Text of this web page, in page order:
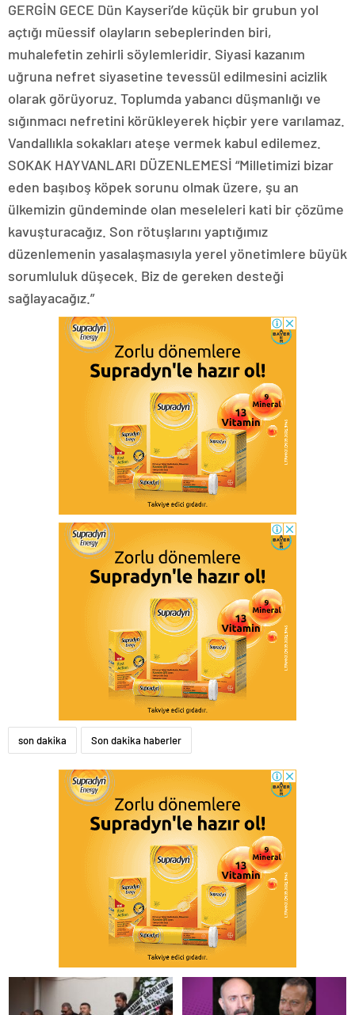
GERGİN GECE Dün Kayseri’de küçük bir grubun yol
açtığı müessif olayların sebeplerinden biri,
muhalefetin zehirli söylemleridir. Siyasi kazanım
uğruna nefret siyasetine tevessül edilmesini acizlik
olarak görüyoruz. Toplumda yabancı düşmanlığı ve
sığınmacı nefretini körükleyerek hiçbir yere varılamaz.
Vandallıkla sokakları ateşe vermek kabul edilemez.
SOKAK HAYVANLARI DÜZENLEMESİ “Milletimizi bizar
eden başıboş köpek sorunu olmak üzere, şu an
ülkemizin gündeminde olan meseleleri kati bir çözüme
kavuşturacağız. Son rötuşlarını yaptığımız
düzenlemenin yasalaşmasıyla yerel yönetimlere büyük
sorumluluk düşecek. Biz de gereken desteği
sağlayacağız.”
son dakika Son dakika haberler